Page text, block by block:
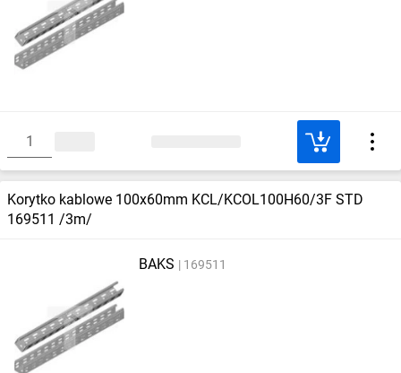
Korytko kablowe 100x60mm KCL/KCOL100H60/3F STD
169511 /3m/
BAKS 169511